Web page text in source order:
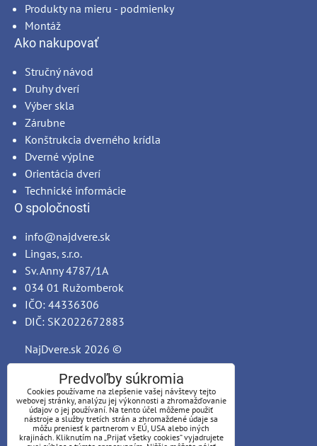
Produkty na mieru - podmienky
Montáž
Ako nakupovať
Stručný návod
Druhy dverí
Výber skla
Zárubne
Konštrukcia dverného krídla
Dverné výplne
Orientácia dverí
Technické informácie
O spoločnosti
info@najdvere.sk
Lingas, s.r.o.
Sv. Anny 4787/1A
034 01 Ružomberok
IČO: 44336306
DIČ: SK2022672883
NajDvere.sk 2026 ©
Predvoľby súkromia
Cookies používame na zlepšenie vašej návštevy tejto
webovej stránky, analýzu jej výkonnosti a zhromažďovanie
údajov o jej používaní. Na tento účel môžeme použiť
nástroje a služby tretích strán a zhromaždené údaje sa
môžu preniesť k partnerom v EÚ, USA alebo iných
krajinách. Kliknutím na „Prijať všetky cookies“ vyjadrujete